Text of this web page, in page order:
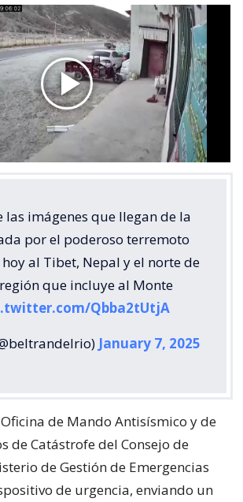
las imágenes que llegan de la
por el poderoso terremoto
al Tibet, Nepal y el norte de
que incluye al Monte
Qbba2tUtjA
January 7, 2025
de Mando Antisísmico y de
de Catástrofe del Consejo de
de Gestión de Emergencias
de urgencia, enviando un